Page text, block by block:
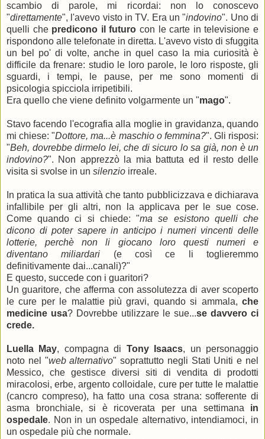
scambio di parole, mi ricordai: non lo conoscevo
"direttamente", l'avevo visto in TV. Era un "indovino". Uno di
quelli che predicono il futuro con le carte in televisione e
rispondono alle telefonate in diretta. L'avevo visto di sfuggita
un bel po' di volte, anche in quel caso la mia curiosità è
difficile da frenare: studio le loro parole, le loro risposte, gli
sguardi, i tempi, le pause, per me sono momenti di
psicologia spicciola irripetibili.
Era quello che viene definito volgarmente un "mago".
Stavo facendo l'ecografia alla moglie in gravidanza, quando
mi chiese: "Dottore, ma...è maschio o femmina?". Gli risposi:
"Beh, dovrebbe dirmelo lei, che di sicuro lo sa già, non è un
indovino?". Non apprezzò la mia battuta ed il resto delle
visita si svolse in un silenzio irreale.
In pratica la sua attività che tanto pubblicizzava e dichiarava
infallibile per gli altri, non la applicava per le sue cose.
Come quando ci si chiede: "ma se esistono quelli che
dicono di poter sapere in anticipo i numeri vincenti delle
lotterie, perchè non li giocano loro questi numeri e
diventano miliardari (e così ce li toglieremmo
definitivamente dai...canali)?"
E questo, succede con i guaritori?
Un guaritore, che afferma con assolutezza di aver scoperto
le cure per le malattie più gravi, quando si ammala, che
medicine usa? Dovrebbe utilizzare le sue...se davvero ci
crede.
Luella May, compagna di Tony Isaacs, un personaggio
noto nel "web alternativo" soprattutto negli Stati Uniti e nel
Messico, che gestisce diversi siti di vendita di prodotti
miracolosi, erbe, argento colloidale, cure per tutte le malattie
(cancro compreso), ha fatto una cosa strana: sofferente di
asma bronchiale, si è ricoverata per una settimana in
ospedale. Non in un ospedale alternativo, intendiamoci, in
un ospedale più che normale.